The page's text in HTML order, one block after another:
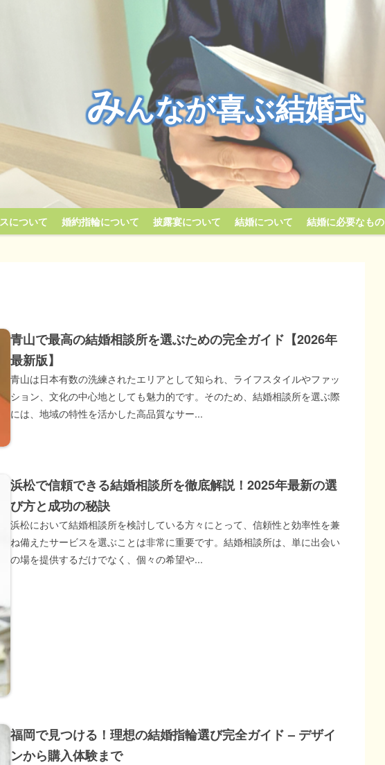
みんなが喜ぶ結婚式
について 婚約指輪について 披露宴について 結婚について 結婚に必要なもの
青山で最高の結婚相談所を選ぶための完全ガイド【2026年
最新版】
青山は日本有数の洗練されたエリアとして知られ、ライフスタイルやファッ
ション、文化の中心地としても魅力的です。そのため、結婚相談所を選ぶ際
には、地域の特性を活かした高品質なサー...
浜松で信頼できる結婚相談所を徹底解説！2025年最新の選
び方と成功の秘訣
浜松において結婚相談所を検討している方々にとって、信頼性と効率性を兼
ね備えたサービスを選ぶことは非常に重要です。結婚相談所は、単に出会い
の場を提供するだけでなく、個々の希望や...
福岡で見つける！理想の結婚指輪選び完全ガイド – デザイ
ンから購入体験まで